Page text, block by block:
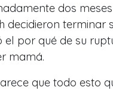
dos
decidieron terminar
el por qué de su
mamá.
que todo esto